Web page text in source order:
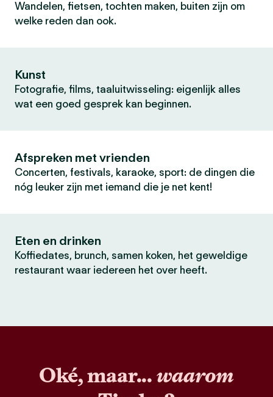
Wandelen, fietsen, tochten maken, buiten zijn om
welke reden dan ook.
Kunst
Fotografie, films, taaluitwisseling: eigenlijk alles
wat een goed gesprek kan beginnen.
Afspreken met vrienden
Concerten, festivals, karaoke, sport: de dingen die
nóg leuker zijn met iemand die je net kent!
Eten en drinken
Koffiedates, brunch, samen koken, het geweldige
restaurant waar iedereen het over heeft.
Oké, maar...waarom